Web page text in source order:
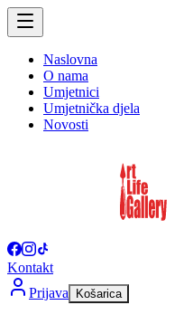
Naslovna
O nama
Umjetnici
Umjetnička djela
Novosti
Kontakt
Prijava
Košarica